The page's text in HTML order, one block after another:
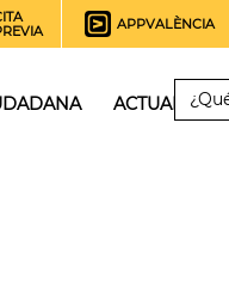
APPVALÈNCIA
ACTUALIDAD